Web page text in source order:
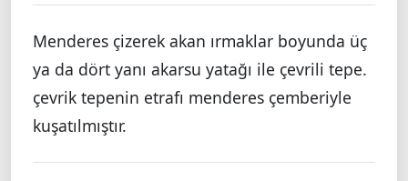
Menderes çizerek akan ırmaklar boyunda üç
ya da dört yanı akarsu yatağı ile çevrili tepe.
çevrik tepenin etrafı menderes çemberiyle
kuşatılmıştır.